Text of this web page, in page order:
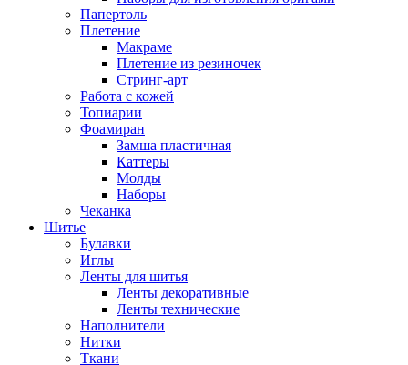
Папертоль
Плетение
Макраме
Плетение из резиночек
Стринг-арт
Работа с кожей
Топиарии
Фоамиран
Замша пластичная
Каттеры
Молды
Наборы
Чеканка
Шитье
Булавки
Иглы
Ленты для шитья
Ленты декоративные
Ленты технические
Наполнители
Нитки
Ткани